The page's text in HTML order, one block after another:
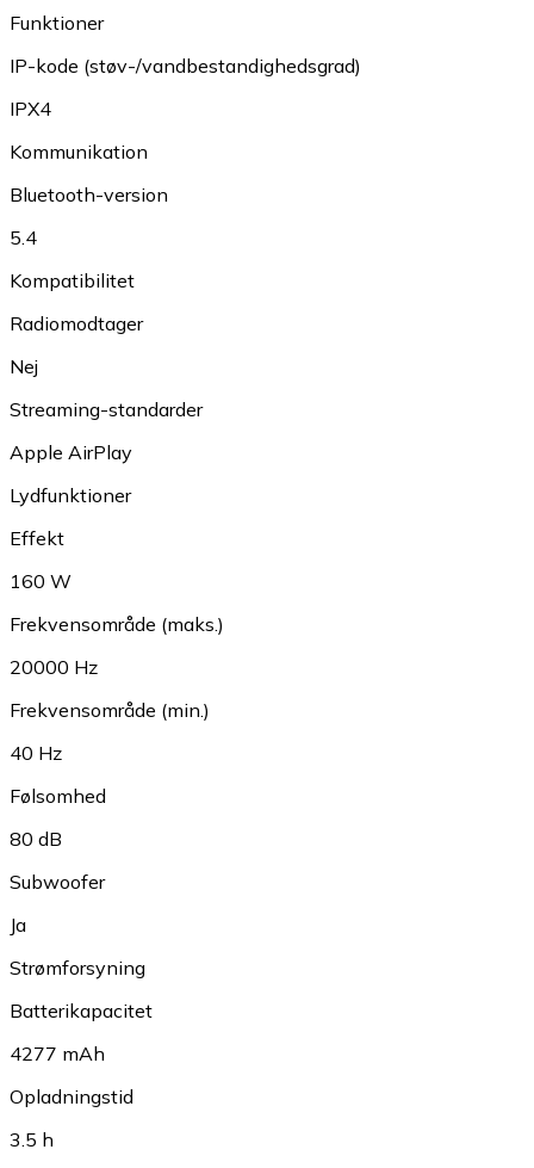
Funktioner
IP-kode (støv-/vandbestandighedsgrad)
IPX4
Kommunikation
Bluetooth-version
5.4
Kompatibilitet
Radiomodtager
Nej
Streaming-standarder
Apple AirPlay
Lydfunktioner
Effekt
160 W
Frekvensområde (maks.)
20000 Hz
Frekvensområde (min.)
40 Hz
Følsomhed
80 dB
Subwoofer
Ja
Strømforsyning
Batterikapacitet
4277 mAh
Opladningstid
3.5 h